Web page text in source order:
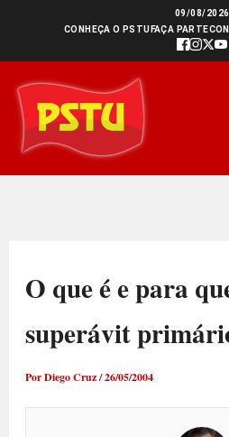
conteúdo
09/08/2026
CONHEÇA O PSTU FAÇA PARTE
O que é e para
superávit
PorDiego Cruz/26/05/2004